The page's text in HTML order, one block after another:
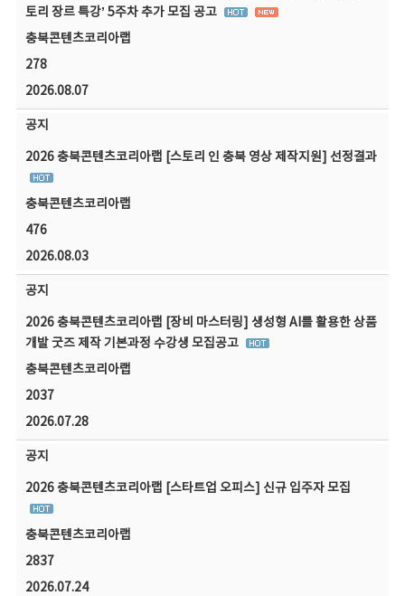
토리 장르 특강’ 5주차 추가 모집 공고
충북콘텐츠코리아랩
278
2026.08.07
공지
2026 충북콘텐츠코리아랩 [스토리 인 충북 영상 제작지원] 선정결과
충북콘텐츠코리아랩
476
2026.08.03
공지
2026 충북콘텐츠코리아랩 [장비 마스터링] 생성형 AI를 활용한 상품
개발 굿즈 제작 기본과정 수강생 모집공고
충북콘텐츠코리아랩
2037
2026.07.28
공지
2026 충북콘텐츠코리아랩 [스타트업 오피스] 신규 입주자 모집
충북콘텐츠코리아랩
2837
2026.07.24